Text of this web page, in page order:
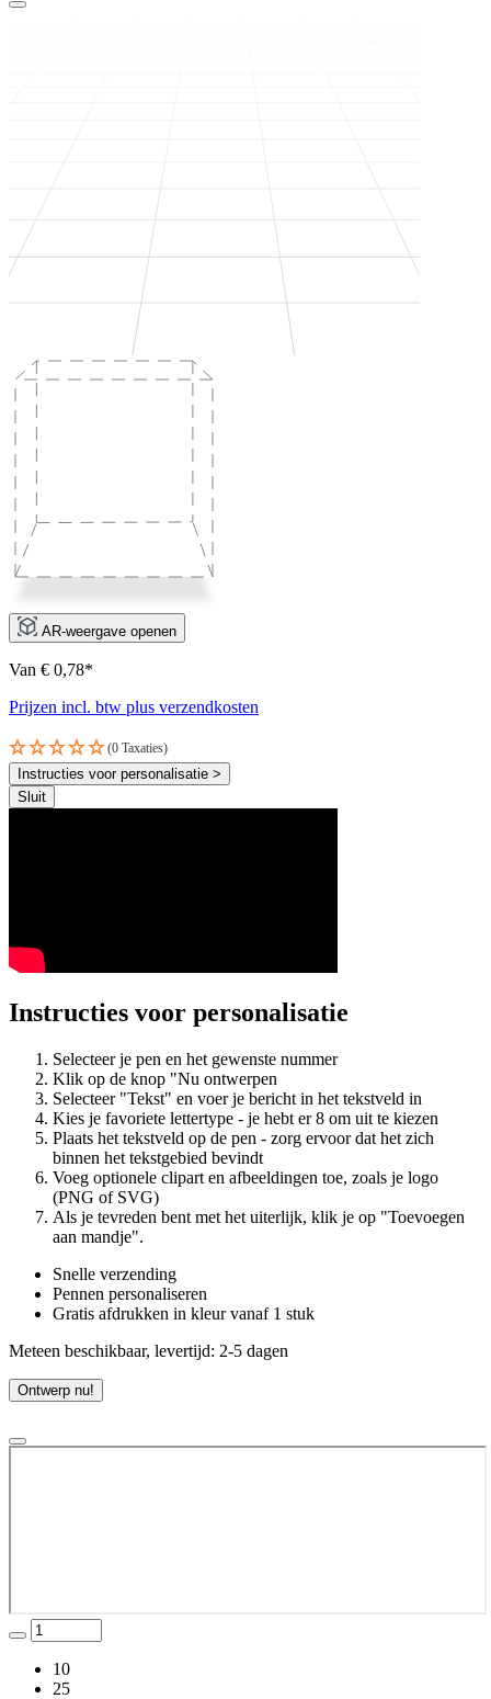
AR-weergave openen
Van € 0,78*
Prijzen incl. btw plus verzendkosten
(0 Taxaties)
Instructies voor personalisatie >
Sluit
Instructies voor personalisatie
Selecteer je pen en het gewenste nummer
Klik op de knop "Nu ontwerpen
Selecteer "Tekst" en voer je bericht in het tekstveld in
Kies je favoriete lettertype - je hebt er 8 om uit te kiezen
Plaats het tekstveld op de pen - zorg ervoor dat het zich
binnen het tekstgebied bevindt
Voeg optionele clipart en afbeeldingen toe, zoals je logo
(PNG of SVG)
Als je tevreden bent met het uiterlijk, klik je op "Toevoegen
aan mandje".
Snelle verzending
Pennen personaliseren
Gratis afdrukken in kleur vanaf 1 stuk
Meteen beschikbaar, levertijd: 2-5 dagen
Ontwerp nu!
10
25